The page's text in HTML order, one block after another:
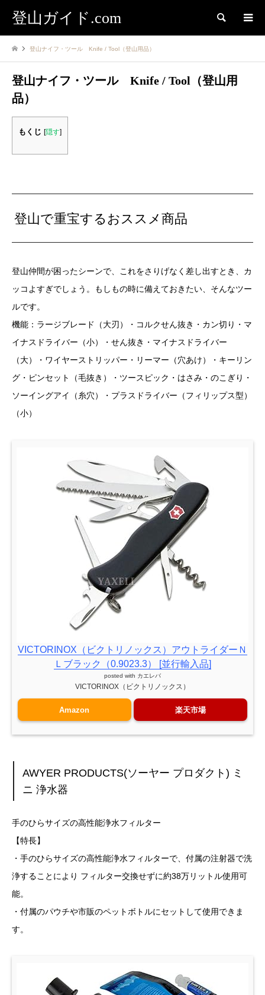
登山ガイド.com 検索
登山ナイフ・ツール Knife / Tool（登山用品）
登山ナイフ・ツール Knife / Tool（登山用
品）
もくじ [隠す]
登山で重宝するおススメ商品
登山仲間が困ったシーンで、これをさりげなく差し出すとき、カ
ッコよすぎでしょう。もしもの時に備えておきたい、そんなツー
ルです。
機能：ラージブレード（大刃）・コルクせん抜き・カン切り・マ
イナスドライバー（小）・せん抜き・マイナスドライバー
（大）・ワイヤーストリッパー・リーマー（穴あけ）・キーリン
グ・ピンセット（毛抜き）・ツースピック・はさみ・のこぎり・
ソーイングアイ（糸穴）・プラスドライバー（フィリップス型）
（小）
VICTORINOX（ビクトリノックス）アウトライダーＮ
Ｌブラック（0.9023.3） [並行輸入品]
posted with カエレバ
VICTORINOX（ビクトリノックス）
Amazon 楽天市場
AWYER PRODUCTS(ソーヤー プロダクト) ミ
ニ 浄水器
手のひらサイズの高性能浄水フィルター
【特長】
・手のひらサイズの高性能浄水フィルターで、付属の注射器で洗
浄することにより フィルター交換せずに約38万リットル使用可
能。
・付属のパウチや市販のペットボトルにセットして使用できま
す。